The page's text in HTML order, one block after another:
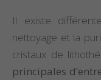
Il existe
nettoyage et la
cristaux de
principales